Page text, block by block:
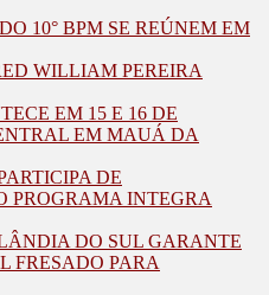
10° BPM SE REÚNEM EM
WILLIAM PEREIRA
EM 15 E 16 DE
EM MAUÁ DA
DE
PROGRAMA INTEGRA
DO SUL GARANTE
FRESADO PARA